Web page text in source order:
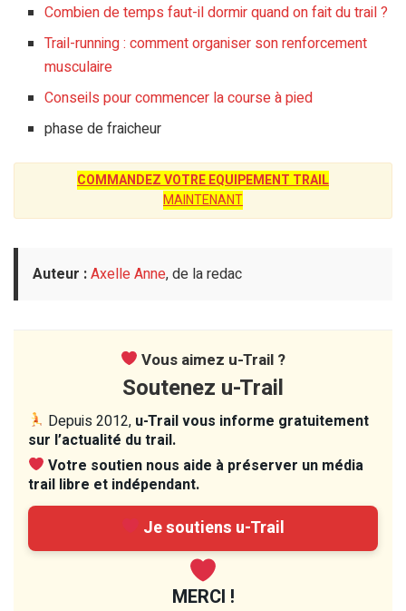
Combien de temps faut-il dormir quand on fait du trail ?
Trail-running : comment organiser son renforcement
musculaire
Conseils pour commencer la course à pied
phase de fraicheur
COMMANDEZ VOTRE EQUIPEMENT TRAIL
MAINTENANT
Auteur :Axelle Anne, de la redac
Vous aimez u-Trail ?
Soutenez u-Trail
Depuis 2012, u-Trail vous informe gratuitement
sur l’actualité du trail.
Votre soutien nous aide à préserver un média
trail libre et indépendant.
Je soutiens u-Trail
MERCI !